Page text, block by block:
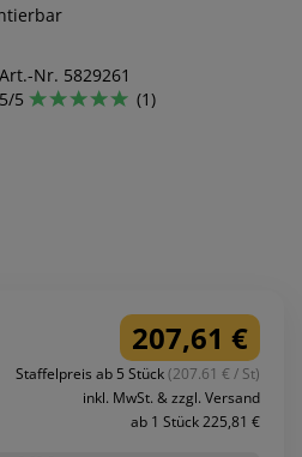
Art.-Nr. 5829261
5/5
(1)
207,61 €
Staffelpreis ab 5 Stück(207.61 € / St)
inkl. MwSt. & zzgl. Versand
ab 1 Stück 225,81 €